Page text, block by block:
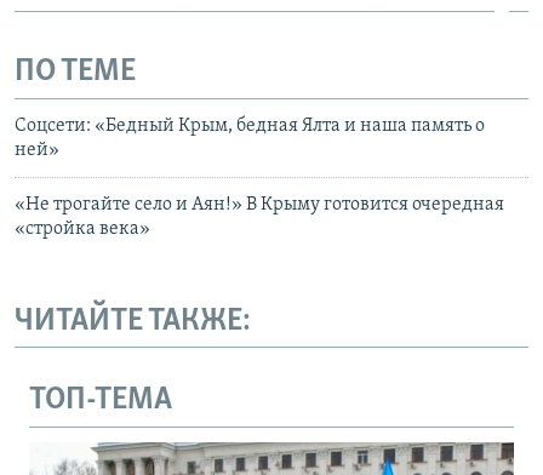
ПО ТЕМЕ
Соцсети: «Бедный Крым, бедная Ялта и наша память о
ней»
«Не трогайте село и Аян!» В Крыму готовится очередная
«стройка века»
ЧИТАЙТЕ ТАКЖЕ:
ТОП-ТЕМА